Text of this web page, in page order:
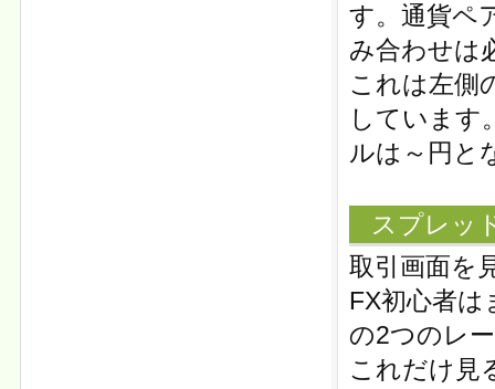
す。通貨ペ
み合わせは
これは左側
しています
ルは～円と
スプレッ
取引画面を
FX初心者は
の2つのレ
これだけ見